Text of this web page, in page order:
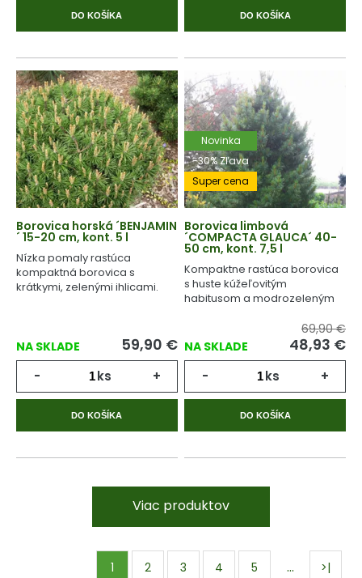
DO KOŠÍKA DO KOŠÍKA
Borovica horská ´BENJAMIN
´ 15-20 cm, kont. 5 l
Nízka pomaly rastúca
kompaktná borovica s
krátkymi, zelenými ihlicami.
NA SKLADE 59,90 €
- ks +
DO KOŠÍKA
Novinka
-30% Zľava
Super cena
Borovica limbová
´COMPACTA GLAUCA´ 40-
50 cm, kont. 7,5 l
Kompaktne rastúca borovica
s huste kúžeľovitým
habitusom a modrozeleným
NA SKLADE
69,90 €
48,93 €
- ks +
DO KOŠÍKA
Viac produktov
1 2 3 4 5 …
>|